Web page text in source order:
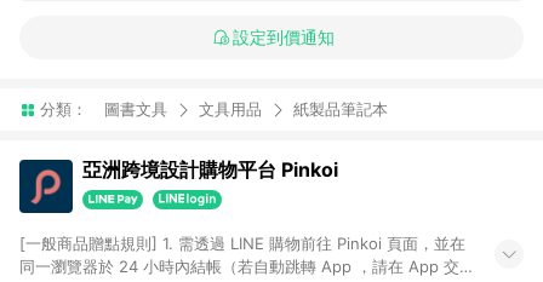
設定到價通知
分類： 圖書文具 文具用品 紙製品筆記本
亞洲跨境設計購物平台 Pinkoi
[一般商品贈點規則] 1. 需透過 LINE 購物前往 Pinkoi 頁面，並在
同一瀏覽器於 24 小時內結帳（若自動跳轉 App ，請在 App 交